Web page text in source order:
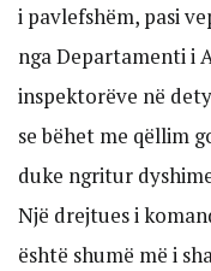
i pavlefshëm, pasi
nga Departamenti i
inspektorëve në
se bëhet me qëllim
duke ngritur
Një drejtues i
është shumë më i